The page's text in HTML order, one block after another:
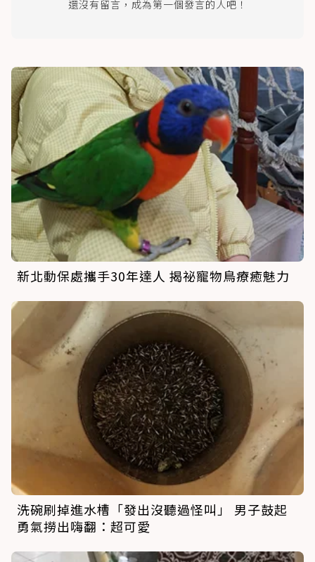
還沒有留言，成為第一個發言的人吧！
新北動保處攜手30年達人 揭祕寵物鳥療癒魅力
洗碗刷掉進水槽「發出沒聽過怪叫」 男子鼓起
勇氣撈出嗨翻：超可愛